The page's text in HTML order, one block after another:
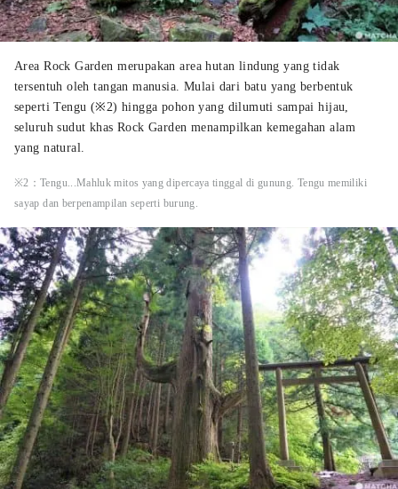
Area Rock Garden merupakan area hutan lindung yang tidak
tersentuh oleh tangan manusia. Mulai dari batu yang berbentuk
seperti Tengu (※2) hingga pohon yang dilumuti sampai hijau,
seluruh sudut khas Rock Garden menampilkan kemegahan alam
yang natural.
※2：Tengu...Mahluk mitos yang dipercaya tinggal di gunung. Tengu memiliki
sayap dan berpenampilan seperti burung.